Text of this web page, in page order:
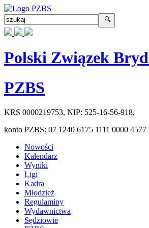
Polski Związek
PZBS
KRS 0000219753, NIP: 525-16-56-918,
konto PZBS: 07 1240 6175 1111 0000 4577
Nowości
Kalendarz
Wyniki
Ligi
Kadra
Młodzież
Regulaminy
Wydawnictwa
Sędziowie